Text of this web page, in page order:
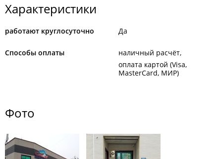
Характеристики
работают круглосуточно Да
Способы оплаты
наличный расчёт
оплата картой (Visa,
MasterCard, МИР)
Фото